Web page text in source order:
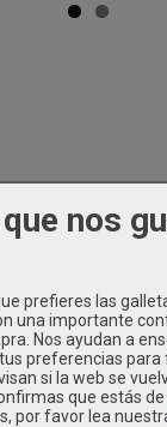
nos
prefieres las
una importante
Nos ayudan a
preferencias para
si la web se
que estás
por favor lea